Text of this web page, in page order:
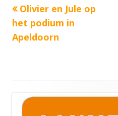
Bericht
navigatie
Vorige
bericht:
Olivier en Jule op
het podium in
Apeldoorn
Hoofd